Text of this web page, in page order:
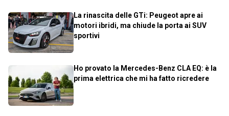
La rinascita delle GTi: Peugeot apre ai
motori ibridi, ma chiude la porta ai SUV
sportivi
Ho provato la Mercedes-Benz CLA EQ: è la
prima elettrica che mi ha fatto ricredere